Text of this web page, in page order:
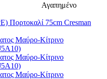
Αγαπημένο
Πορτοκαλί 75cm Cresman